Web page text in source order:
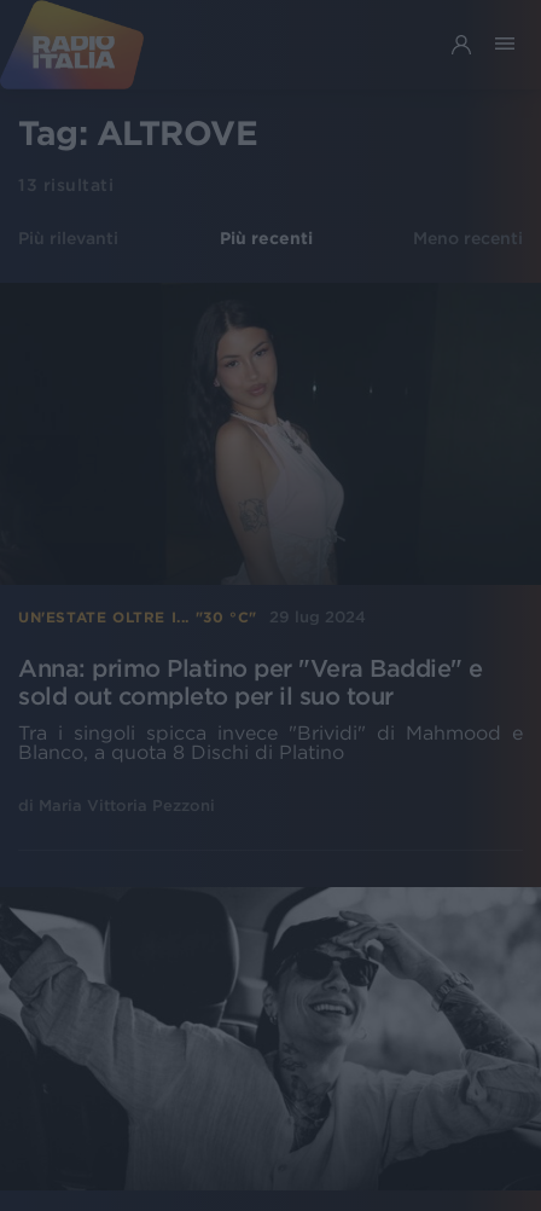
Tag: ALTROVE
13 risultati
Più rilevanti Più recenti Meno recenti
UN'ESTATE OLTRE I... "30 °C" 29 lug 2024
Anna: primo Platino per "Vera Baddie" e
sold out completo per il suo tour
Tra i singoli spicca invece "Brividi" di Mahmood e
Blanco, a quota 8 Dischi di Platino
di Maria Vittoria Pezzoni